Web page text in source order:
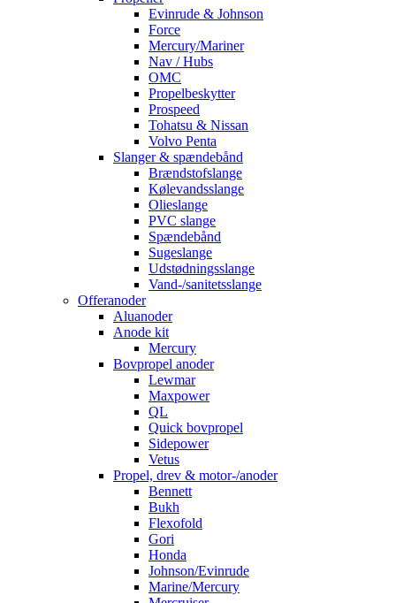
Evinrude & Johnson
Force
Mercury/Mariner
Nav / Hubs
OMC
Propelbeskytter
Prospeed
Tohatsu & Nissan
Volvo Penta
Slanger & spændebånd
Brændstofslange
Kølevandsslange
Olieslange
PVC slange
Spændebånd
Sugeslange
Udstødningsslange
Vand-/sanitetsslange
Offeranoder
Aluanoder
Anode kit
Mercury
Bovpropel anoder
Lewmar
Maxpower
QL
Quick bovpropel
Sidepower
Vetus
Propel, drev & motor-/anoder
Bennett
Bukh
Flexofold
Gori
Honda
Johnson/Evinrude
Marine/Mercury